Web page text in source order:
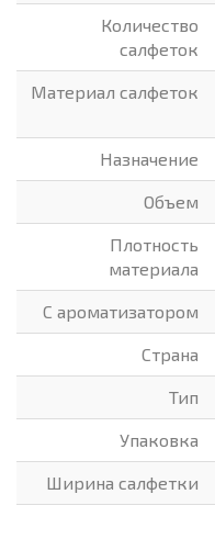
Количество
салфеток
Материал салфеток
Назначение
Объем
Плотность
материала
С ароматизатором
Страна
Тип
Упаковка
Ширина салфетки